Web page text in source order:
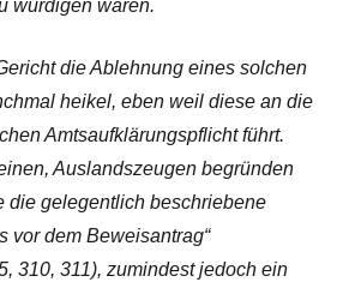
würdigen wären.
die Ablehnung eines solchen
heikel, eben weil diese an die
Amtsaufklärungspflicht führt.
Auslandszeugen begründen
die gelegentlich beschriebene
vor dem Beweisantrag“
310, 311), zumindest jedoch ein